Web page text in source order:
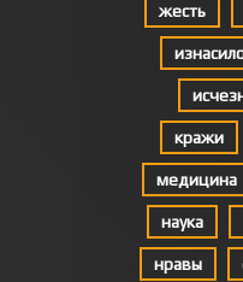
жесть
кражи
медицина
наука
нравы